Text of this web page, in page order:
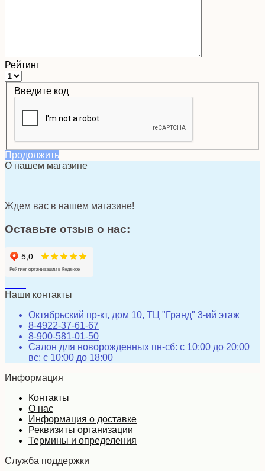
Рейтинг
Введите код
Продолжить
О нашем магазине
Ждем вас в нашем магазине!
Оставьте отзыв о нас:
Наши контакты
Октябрьский пр-кт, дом 10, ТЦ "Гранд" 3-ий этаж
8-4922-37-61-67
8-900-581-01-50
Салон для новорожденных пн-сб: с 10:00 до 20:00
вс: с 10:00 до 18:00
Информация
Контакты
О нас
Информация о доставке
Реквизиты организации
Термины и определения
Служба поддержки